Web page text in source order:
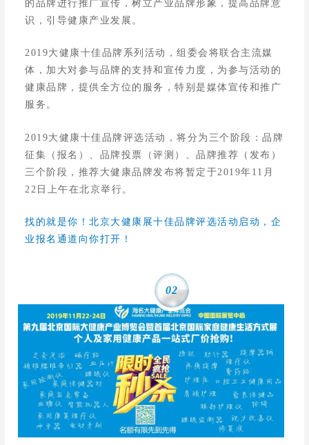
的品牌进行推广宣传，树立产业品牌形象，提高品牌意
识，引导健康产业发展。
2019大健康十佳品牌系列活动，组委会将联合主流媒
体，加大对参与品牌的支持和宣传力度，为参与活动的
健康品牌，提供全方位的服务，特别是媒体宣传和推广
服务。
2019大健康十佳品牌评选活动，将分为三个阶段：品牌
征集（报名）、品牌投票（评测）、品牌推荐（发布）
三个阶段，推荐大健康品牌发布将暂定于2019年11月
22日上午在北京举行。
找的就是你！北京大健康展十佳品牌评选活动启动，企
业报名通道向你打开！
02